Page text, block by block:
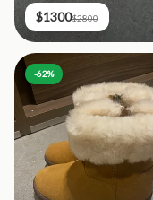
$1300$2800
-62%